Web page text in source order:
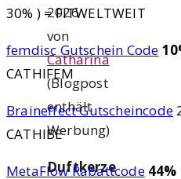
2026
von
Catharina
(Blogpost
enthält
Werbung)
Duftkerze
30% ) = FITWELTWEIT
femdisc Gutschein Code
CATHIFEM
Braineffect Gutscheincode
CATHIBE
MetaFlow Rabattcode